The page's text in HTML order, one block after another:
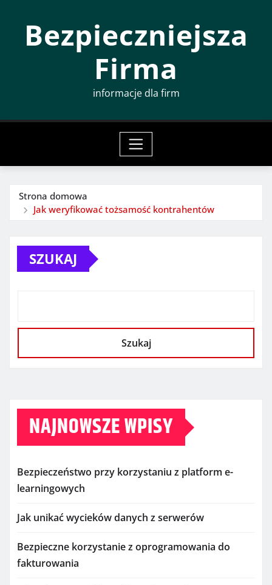
Bezpieczniejsza
Firma
informacje dla firm
Strona domowa
Jak weryfikować tożsamość kontrahentów
SZUKAJ
Szukaj
NAJNOWSZE WPISY
Bezpieczeństwo przy korzystaniu z platform e-
learningowych
Jak unikać wycieków danych z serwerów
Bezpieczne korzystanie z oprogramowania do
fakturowania